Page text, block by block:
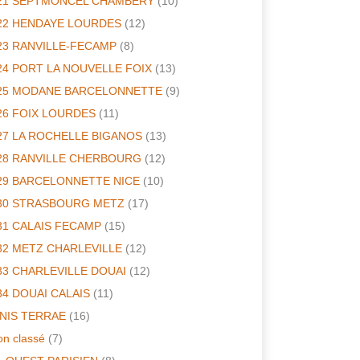
HENDAYE LOURDES (12)
RANVILLE-FECAMP (8)
PORT LA NOUVELLE FOIX (13)
MODANE BARCELONNETTE (9)
FOIX LOURDES (11)
LA ROCHELLE BIGANOS (13)
RANVILLE CHERBOURG (12)
BARCELONNETTE NICE (10)
STRASBOURG METZ (17)
CALAIS FECAMP (15)
METZ CHARLEVILLE (12)
CHARLEVILLE DOUAI (12)
DOUAI CALAIS (11)
TERRAE (16)
classé (7)